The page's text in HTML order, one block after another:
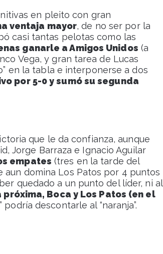
en pleito con gran
ventaja mayor, de no ser por la
casi tantas pelotas como las
ganarle a Amigos Unidos (a
Vega, y gran tarea de Lucas
en la tabla e interponerse a dos
por 5-0 y sumó su segunda
que le da confianza, aunque
Jorge Barraza e Ignacio Aguilar
empates (tres en la tarde del
aun domina Los Patos por 4 puntos
quedado a un punto del líder, ni al
próxima, Boca y Los Patos (en el
podría descontarle al “naranja”.